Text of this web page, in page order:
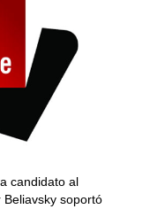
candidato al
soportó